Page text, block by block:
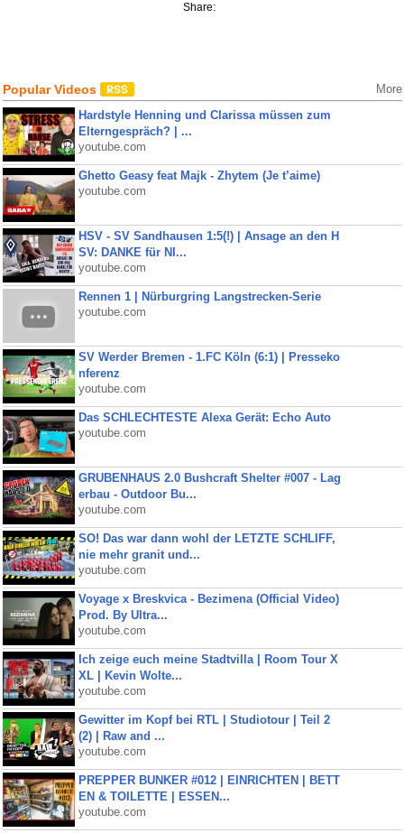
Share:
Popular Videos More
Hardstyle Henning und Clarissa müssen zum
Elterngespräch? | ...
youtube.com
Ghetto Geasy feat Majk - Zhytem (Je t’aime)
youtube.com
HSV - SV Sandhausen 1:5(!) | Ansage an den H
SV: DANKE für NI...
youtube.com
Rennen 1 | Nürburgring Langstrecken-Serie
youtube.com
SV Werder Bremen - 1.FC Köln (6:1) | Presseko
nferenz
youtube.com
Das SCHLECHTESTE Alexa Gerät: Echo Auto
youtube.com
GRUBENHAUS 2.0 Bushcraft Shelter #007 - Lag
erbau - Outdoor Bu...
youtube.com
SO! Das war dann wohl der LETZTE SCHLIFF,
nie mehr granit und...
youtube.com
Voyage x Breskvica - Bezimena (Official Video)
Prod. By Ultra...
youtube.com
Ich zeige euch meine Stadtvilla | Room Tour X
XL | Kevin Wolte...
youtube.com
Gewitter im Kopf bei RTL | Studiotour | Teil 2
(2) | Raw and ...
youtube.com
PREPPER BUNKER #012 | EINRICHTEN | BETT
EN & TOILETTE | ESSEN...
youtube.com